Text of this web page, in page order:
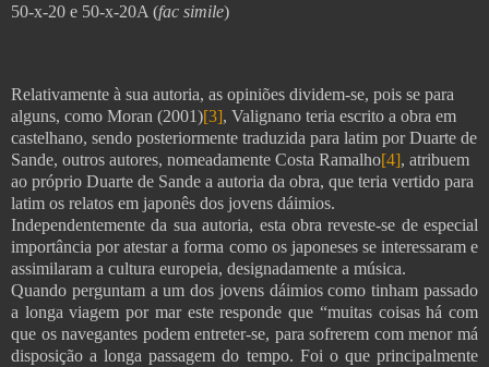
50-x-20 e 50-x-20A (fac simile)
Relativamente à sua autoria, as opiniões dividem-se, pois se para
alguns, como Moran (2001)[3], Valignano teria escrito a obra em
castelhano, sendo posteriormente traduzida para latim por Duarte de
Sande, outros autores, nomeadamente Costa Ramalho[4], atribuem
ao próprio Duarte de Sande a autoria da obra, que teria vertido para
latim os relatos em japonês dos jovens dáimios.
Independentemente da sua autoria, esta obra reveste-se de especial
importância por atestar a forma como os japoneses se interessaram e
assimilaram a cultura europeia, designadamente a música.
Quando perguntam a um dos jovens dáimios como tinham passado
a longa viagem por mar este responde que “muitas coisas há com
que os navegantes podem entreter-se, para sofrerem com menor má
disposição a longa passagem do tempo. Foi o que principalmente